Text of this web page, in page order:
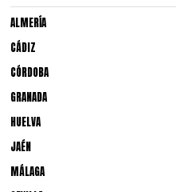
ALMERÍA
CÁDIZ
CÓRDOBA
GRANADA
HUELVA
JAÉN
MÁLAGA